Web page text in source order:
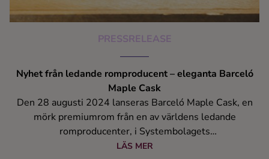
PRESSRELEASE
Nyhet från ledande romproducent – eleganta Barceló
Maple Cask
Den 28 augusti 2024 lanseras Barceló Maple Cask, en
mörk premiumrom från en av världens ledande
romproducenter, i Systembolagets
beställningssortiment. Denna exklusiva rom har en unik
LÄS MER